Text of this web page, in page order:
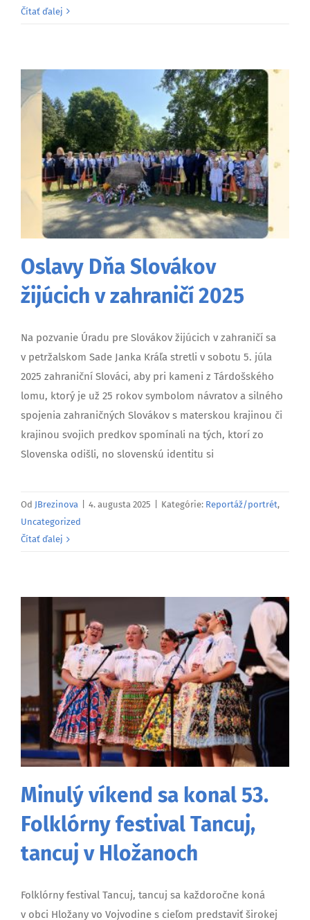
Čítať ďalej
Oslavy Dňa Slovákov
žijúcich v zahraničí 2025
Na pozvanie Úradu pre Slovákov žijúcich v zahraničí sa
v petržalskom Sade Janka Kráľa stretli v sobotu 5. júla
2025 zahraniční Slováci, aby pri kameni z Tárdošského
lomu, ktorý je už 25 rokov symbolom návratov a silného
spojenia zahraničných Slovákov s materskou krajinou či
krajinou svojich predkov spomínali na tých, ktorí zo
Slovenska odišli, no slovenskú identitu si
Od JBrezinova 4. augusta 2025 Kategórie: Reportáž/portrét,
Uncategorized
Čítať ďalej
Minulý víkend sa konal 53.
Folklórny festival Tancuj,
tancuj v Hložanoch
Folklórny festival Tancuj, tancuj sa každoročne koná
v obci Hložany vo Vojvodine s cieľom predstaviť širokej